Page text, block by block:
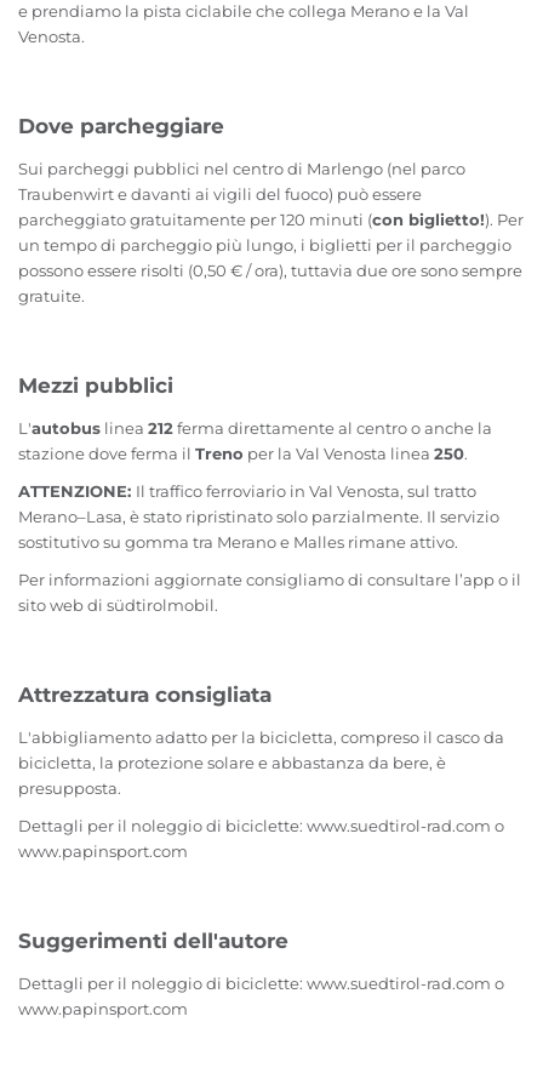
e prendiamo la pista ciclabile che collega Merano e la Val
Venosta.
Dove parcheggiare
Sui parcheggi pubblici nel centro di Marlengo (nel parco
Traubenwirt e davanti ai vigili del fuoco) può essere
parcheggiato gratuitamente per 120 minuti (con biglietto!). Per
un tempo di parcheggio più lungo, i biglietti per il parcheggio
possono essere risolti (0,50 € / ora), tuttavia due ore sono sempre
gratuite.
Mezzi pubblici
L'autobus linea 212ferma direttamente al centro o anche la
stazione dove ferma il Treno per la Val Venosta linea 250.
ATTENZIONE: Il traffico ferroviario in Val Venosta, sul tratto
Merano–Lasa, è stato ripristinato solo parzialmente. Il servizio
sostitutivo su gomma tra Merano e Malles rimane attivo.
Per informazioni aggiornate consigliamo di consultare l’app o il
sito web di südtirolmobil.
Attrezzatura consigliata
L'abbigliamento adatto per la bicicletta, compreso il casco da
bicicletta, la protezione solare e abbastanza da bere, è
presupposta.
Dettagli per il noleggio di biciclette: www.suedtirol-rad.com o
www.papinsport.com
Suggerimenti dell'autore
Dettagli per il noleggio di biciclette: www.suedtirol-rad.com o
www.papinsport.com